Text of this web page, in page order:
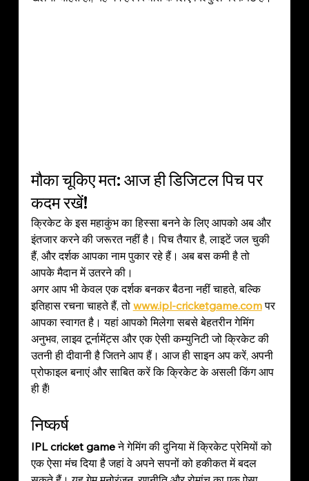
मौका चूकिए मत: आज ही डिजिटल पिच पर
कदम रखें!
क्रिकेट के इस महाकुंभ का हिस्सा बनने के लिए आपको अब और
इंतजार करने की जरूरत नहीं है। पिच तैयार है, लाइटें जल चुकी
हैं, और दर्शक आपका नाम पुकार रहे हैं। अब बस कमी है तो
आपके मैदान में उतरने की।
अगर आप भी केवल एक दर्शक बनकर बैठना नहीं चाहते, बल्कि
इतिहास रचना चाहते हैं, तो www.ipl-cricketgame.com पर
आपका स्वागत है। यहां आपको मिलेगा सबसे बेहतरीन गेमिंग
अनुभव, लाइव टूर्नामेंट्स और एक ऐसी कम्युनिटी जो क्रिकेट की
उतनी ही दीवानी है जितने आप हैं। आज ही साइन अप करें, अपनी
प्रोफाइल बनाएं और साबित करें कि क्रिकेट के असली किंग आप
ही हैं!
निष्कर्ष
IPL cricket game ने गेमिंग की दुनिया में क्रिकेट प्रेमियों को
एक ऐसा मंच दिया है जहां वे अपने सपनों को हकीकत में बदल